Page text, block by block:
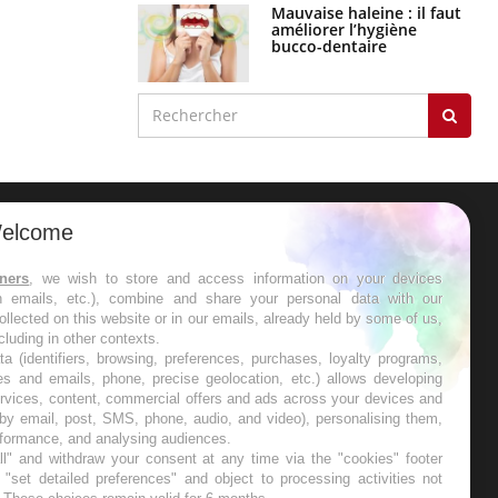
Mauvaise haleine : il faut
améliorer l’hygiène
bucco-dentaire
les semaines les meilleures
, we wish to store and access information on your devices
emails, etc.), combine and share your personal data with our
on this website or in our emails, already held by some of us,
in other contexts.
(identifiers, browsing, preferences, purchases, loyalty programs,
and emails, phone, precise geolocation, etc.) allows developing
content, commercial offers and ads across your devices and
email, post, SMS, phone, audio, and video), personalising them,
and analysing audiences.
and withdraw your consent at any time via the "cookies" footer
detailed preferences" and object to processing activities not